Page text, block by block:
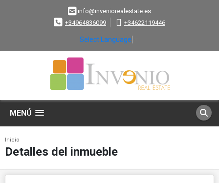
info@inveniorealestate.es
+34964836099
+34622119446
Select Language
MENÚ
Inicio
Detalles del inmueble